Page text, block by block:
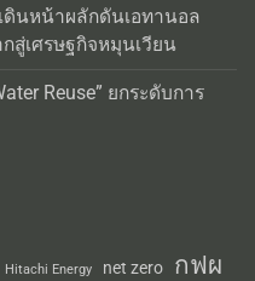
ดินหน้าผลักดันเอทานอล
สู่เศรษฐกิจหมุนเวียน
Reuse” ยกระดับการ
Hitachi Energy net zero กฟผ